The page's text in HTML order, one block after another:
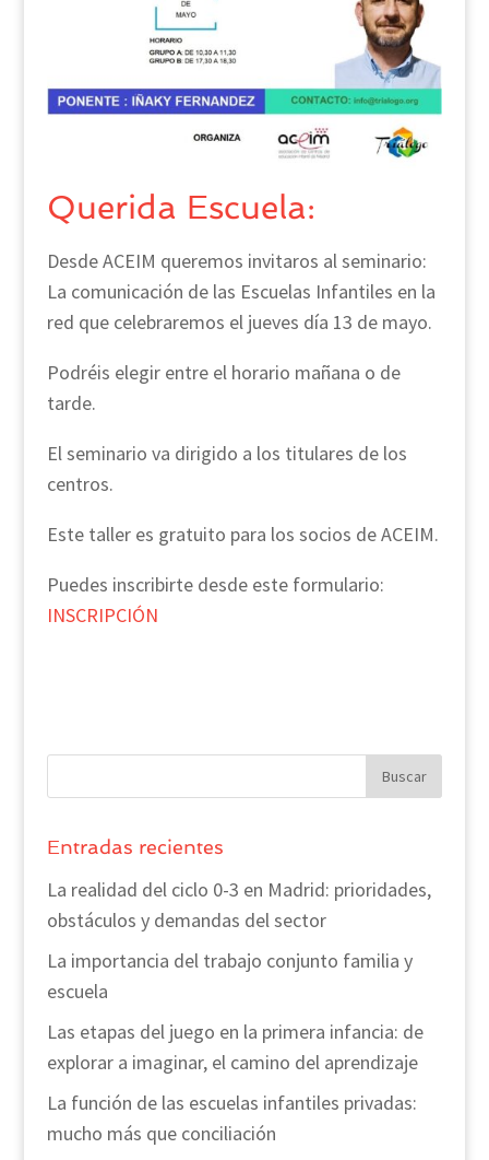
Querida Escuela:
Desde ACEIM queremos invitaros al seminario:
La comunicación de las Escuelas Infantiles en la
red que celebraremos el jueves día 13 de mayo.
Podréis elegir entre el horario mañana o de
tarde.
El seminario va dirigido a los titulares de los
centros.
Este taller es gratuito para los socios de ACEIM.
Puedes inscribirte desde este formulario:
INSCRIPCIÓN
Entradas recientes
La realidad del ciclo 0-3 en Madrid: prioridades,
obstáculos y demandas del sector
La importancia del trabajo conjunto familia y
escuela
Las etapas del juego en la primera infancia: de
explorar a imaginar, el camino del aprendizaje
La función de las escuelas infantiles privadas:
mucho más que conciliación